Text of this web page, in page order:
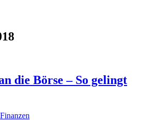
die Börse – So gelingt
Finanzen